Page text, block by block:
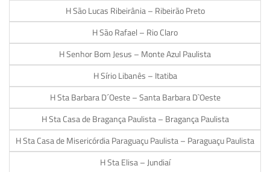
H São Lucas Ribeirânia – Ribeirão Preto
H São Rafael – Rio Claro
H Senhor Bom Jesus – Monte Azul Paulista
H Sírio Libanês – Itatiba
H Sta Barbara D´Oeste – Santa Barbara D`Oeste
H Sta Casa de Bragança Paulista – Bragança Paulista
H Sta Casa de Misericórdia Paraguaçu Paulista – Paraguaçu Paulista
H Sta Elisa – Jundiaí